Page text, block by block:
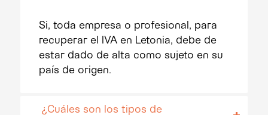
Si, toda empresa o profesional, para
recuperar el IVA en Letonia, debe de
estar dado de alta como sujeto en su
país de origen.
¿Cuáles son los tipos de